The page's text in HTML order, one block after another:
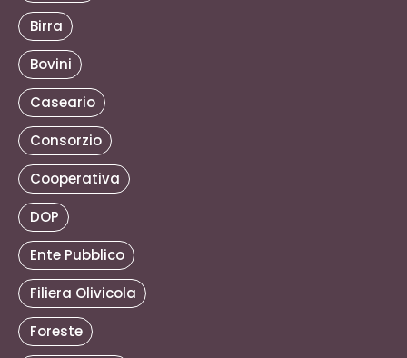
Birra
Bovini
Caseario
Consorzio
Cooperativa
DOP
Ente Pubblico
Filiera Olivicola
Foreste